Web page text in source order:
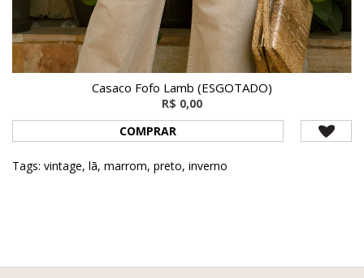
Casaco Fofo Lamb (ESGOTADO)
R$ 0,00
COMPRAR
Tags: vintage, lã, marrom, preto, inverno